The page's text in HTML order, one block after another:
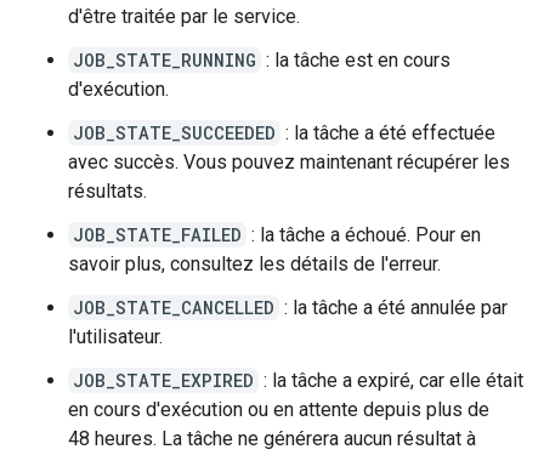
d'être traitée par le service.
JOB_STATE_RUNNING : la tâche est en cours
d'exécution.
JOB_STATE_SUCCEEDED : la tâche a été effectuée
avec succès. Vous pouvez maintenant récupérer les
résultats.
JOB_STATE_FAILED : la tâche a échoué. Pour en
savoir plus, consultez les détails de l'erreur.
JOB_STATE_CANCELLED : la tâche a été annulée par
l'utilisateur.
JOB_STATE_EXPIRED : la tâche a expiré, car elle était
en cours d'exécution ou en attente depuis plus de
48 heures. La tâche ne générera aucun résultat à